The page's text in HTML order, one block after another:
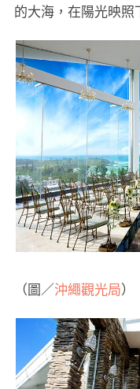
的大海，在陽光映照
（圖／ 沖繩觀光局）